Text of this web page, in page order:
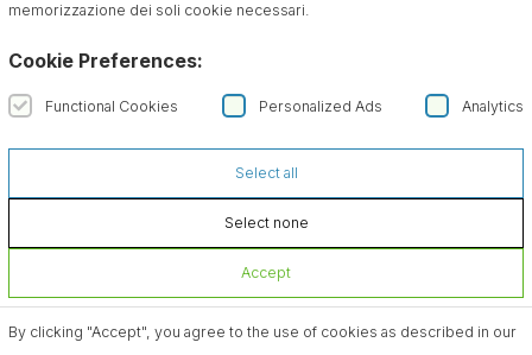
memorizzazione dei soli cookie necessari.
Cookie Preferences:
Functional Cookies Personalized Ads Analytics
Select all
Select none
Accept
By clicking "Accept", you agree to the use of cookies as described in our